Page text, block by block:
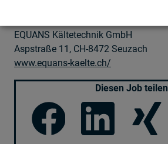
EQUANS Kältetechnik GmbH
Aspstraße 11, CH-8472 Seuzach
www.equans-kaelte.ch/
Diesen Job teilen